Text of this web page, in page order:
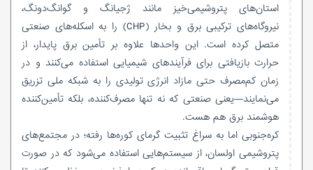
استان‌های پتروشیمی‌خیز مانند ژجیانگ و گوانگ‌دونگ،
نیروگاه‌های ترکیبی برق و بخار (CHP) را به اسکله‌های صنعتی
متصل کرده است. این واحدها علاوه بر تأمین برق پایدار، از
حرارت بازیافتی برای فرآیندهای شیمیایی استفاده می‌کنند و در
زمان کم‌مصرف حتی مازاد انرژی تولیدی را به شبکه ملی تزریق
می‌نمایند—یعنی صنعتی که نه تنها مصرف‌کننده، بلکه تأمین‌کننده
هوشمند برق هم هست.
کره‌جنوبی اما به سراغ تثبیت گرمای کوره‌ها رفته؛ در مجتمع‌های
پتروشیمی اولسان، از سیستم‌هایی استفاده می‌شود که در صورت